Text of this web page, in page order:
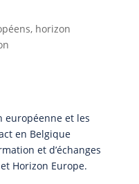
horizon
européenne et les
en Belgique
et d’échanges
Horizon Europe.